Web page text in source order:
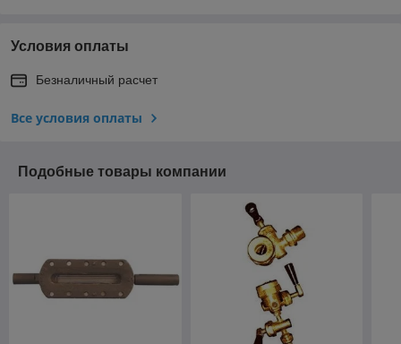
Условия оплаты
Безналичный расчет
Все условия оплаты
Подобные товары компании